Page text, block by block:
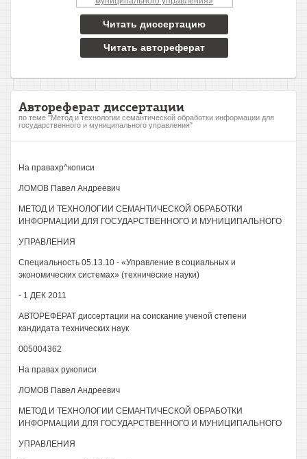
Читать диссертацию
Читать автореферат
Автореферат диссертации
по теме "Метод и технологии семантической обработки информации для
государственного и муниципального управления"
На правахр^кописи
ЛОМОВ Павел Андреевич
МЕТОД И ТЕХНОЛОГИИ СЕМАНТИЧЕСКОЙ ОБРАБОТКИ
ИНФОРМАЦИИ ДЛЯ ГОСУДАРСТВЕННОГО И МУНИЦИПАЛЬНОГО
УПРАВЛЕНИЯ
Специальность 05.13.10 - «Управление в социальных и
экономических системах» (технические науки)
- 1 ДЕК 2011
АВТОРЕФЕРАТ диссертации на соискание ученой степени
кандидата технических наук
005004362
На правах рукописи
ЛОМОВ Павел Андреевич
МЕТОД И ТЕХНОЛОГИИ СЕМАНТИЧЕСКОЙ ОБРАБОТКИ
ИНФОРМАЦИИ ДЛЯ ГОСУДАРСТВЕННОГО И МУНИЦИПАЛЬНОГО
УПРАВЛЕНИЯ